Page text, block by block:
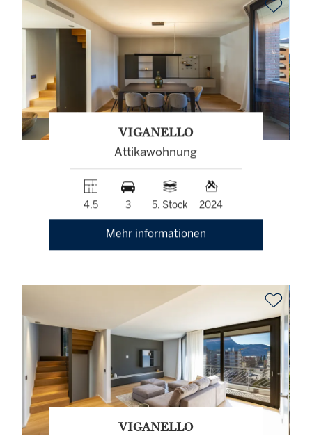
VIGANELLO
Attikawohnung
4.5 3 5. Stock 2024
Mehr informationen
VIGANELLO